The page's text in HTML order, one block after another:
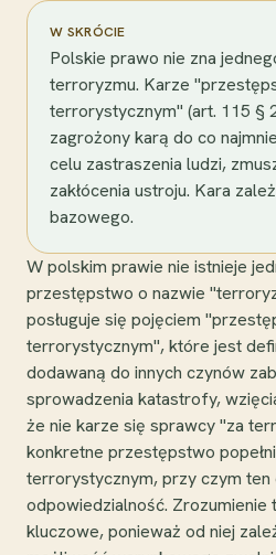
W SKRÓCIE
Polskie prawo nie zna
terroryzmu. Karze
terrorystycznym" (art. 115 §
zagrożony karą do co
celu zastraszenia ludzi,
zakłócenia ustroju. Kara
bazowego.
W polskim prawie nie istnieje
przestępstwo o nazwie
posługuje się pojęciem
terrorystycznym", które jest
dodawaną do innych czynów
sprowadzenia katastrofy,
że nie karze się sprawcy "za
konkretne przestępstwo
terrorystycznym, przy czym ten
odpowiedzialność. Zrozumienie
kluczowe, ponieważ od niej